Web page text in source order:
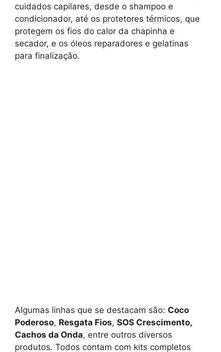
cuidados capilares, desde o shampoo e
condicionador, até os protetores térmicos, que
protegem os fios do calor da chapinha e
secador, e os óleos reparadores e gelatinas
para finalização.
Algumas linhas que se destacam são: Coco
Poderoso, Resgata Fios, SOS Crescimento,
Cachos da Onda, entre outros diversos
produtos. Todos contam com kits completos